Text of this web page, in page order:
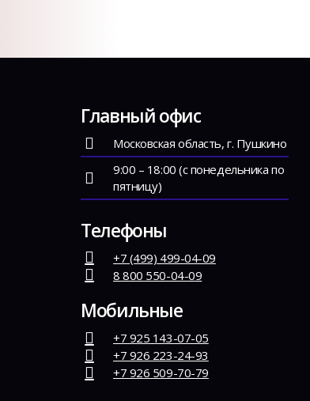
Главный офис
Московская область, г. Пушкино
9:00 – 18:00 (с понедельника по
пятницу)
Телефоны
+7 (499) 499-04-09
8 800 550-04-09
Мобильные
+7 925 143-07-05
+7 926 223-24-93
+7 926 509-70-79